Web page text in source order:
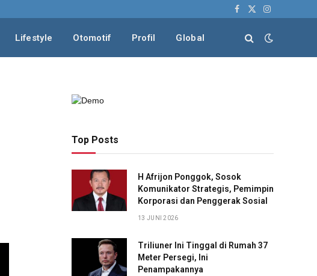
Facebook
X
Instagram
Lifestyle Otomotif Profil Global
Top Posts
H Afrijon Ponggok, Sosok
Komunikator Strategis, Pemimpin
Korporasi dan Penggerak Sosial
13 JUNI 2026
Triliuner Ini Tinggal di Rumah 37
Meter Persegi, Ini
Penampakannya